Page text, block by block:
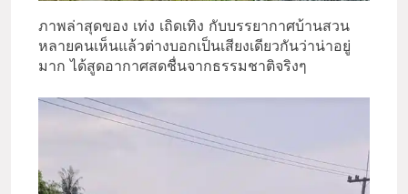
ภาพล่าสุดของ เท่ง เถิดเทิง กับบรรยากาศบ้านสวน
หลายคนเห็นแล้วต่างบอกเป็นเสียงเดียวกันว่าน่าอยู่
มาก ได้สูดอากาศสดชื่นจากธรรมชาติจริงๆ